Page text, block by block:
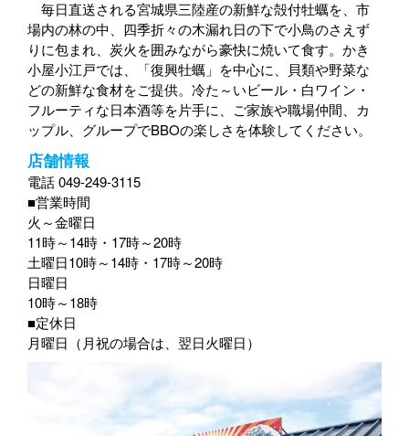
毎日直送される宮城県三陸産の新鮮な殻付牡蠣を、市
場内の林の中、四季折々の木漏れ日の下で小鳥のさえず
りに包まれ、炭火を囲みながら豪快に焼いて食す。かき
小屋小江戸では、「復興牡蠣」を中心に、貝類や野菜な
どの新鮮な食材をご提供。冷た～いビール・白ワイン・
フルーティな日本酒等を片手に、ご家族や職場仲間、カ
ップル、グループでBBOの楽しさを体験してください。
店舗情報
電話 049-249-3115
■営業時間
火～金曜日
11時～14時・17時～20時
土曜日10時～14時・17時～20時
日曜日
10時～18時
■定休日
月曜日（月祝の場合は、翌日火曜日）